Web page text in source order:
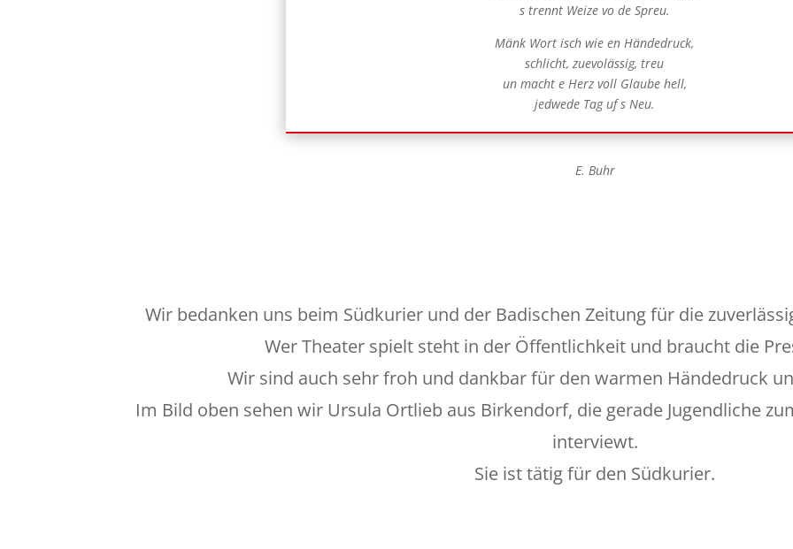
s trennt Weize vo de Spreu.
Mänk Wort isch wie en Händedruck,
schlicht, zuevolässig, treu
un macht e Herz voll Glaube hell,
jedwede Tag uf s Neu.
E. Buhr
Wir bedanken uns beim Südkurier und der Badischen Zeitung für die
Wer Theater spielt steht in der Öffentlichkeit und braucht die
Wir sind auch sehr froh und dankbar für den warmen Händedruck
Im Bild oben sehen wir Ursula Ortlieb aus Birkendorf, die gerade Jugendliche
interviewt.
Sie ist tätig für den Südkurier.